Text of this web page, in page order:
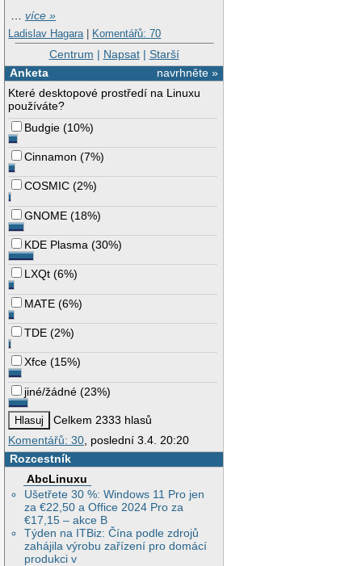
…více »
Ladislav Hagara | Komentářů: 70
Centrum | Napsat| Starší
navrhněte »
Anketa
Které desktopové prostředí na Linuxu
používáte?
Budgie (10%)
Cinnamon (7%)
COSMIC (2%)
GNOME (18%)
KDE Plasma (30%)
LXQt (6%)
MATE (6%)
TDE (2%)
Xfce (15%)
jiné/žádné (23%)
Celkem 2333 hlasů
Komentářů: 30, poslední 3.4. 20:20
Rozcestník
AbcLinuxu
Ušetřete 30 %: Windows 11 Pro jen
za €22,50 a Office 2024 Pro za
€17,15 – akce B
Týden na ITBiz: Čína podle zdrojů
zahájila výrobu zařízení pro domácí
produkci v